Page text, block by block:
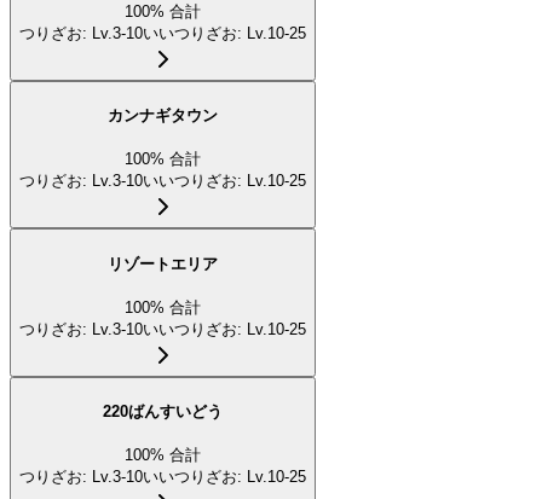
100% 合計
つりざお: Lv.3-10いいつりざお: Lv.10-25
カンナギタウン
100% 合計
つりざお: Lv.3-10いいつりざお: Lv.10-25
リゾートエリア
100% 合計
つりざお: Lv.3-10いいつりざお: Lv.10-25
220ばんすいどう
100% 合計
つりざお: Lv.3-10いいつりざお: Lv.10-25